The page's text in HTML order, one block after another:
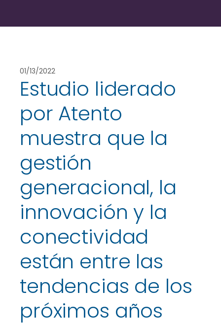
01/13/2022
Estudio liderado
por Atento
muestra que la
gestión
generacional, la
innovación y la
conectividad
están entre las
tendencias de los
próximos años